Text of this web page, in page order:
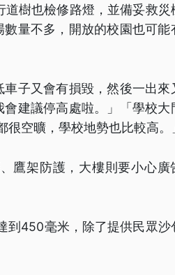
樹也檢修路燈，並備妥救災
量不多，開放的校園也可能
子又會有損毀，然後一出來
建議停高處啦。」「學校大
空曠，學校地勢也比較高。
鷹架防護，大樓則要小心廣
450毫米，除了提供民眾沙